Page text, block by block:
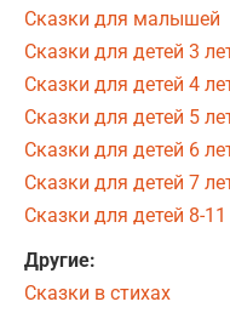
Сказки для малышей
Сказки для детей 3
Сказки для детей 4
Сказки для детей 5
Сказки для детей 6
Сказки для детей 7
Сказки для детей 8-11
Другие:
Сказки в стихах